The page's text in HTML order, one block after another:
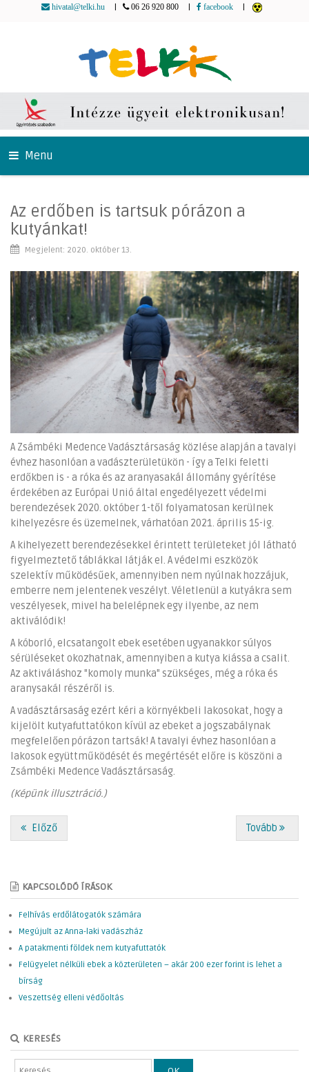
hivatal@telki.hu 06 26 920 800 facebook
Menu
Az erdőben is tartsuk pórázon a
kutyánkat!
Megjelent: 2020. október 13.
A Zsámbéki Medence Vadásztársaság közlése alapján a tavalyi
évhez hasonlóan a vadászterületükön - így a Telki feletti
erdőkben is - a róka és az aranyasakál állomány gyérítése
érdekében az Európai Unió által engedélyezett védelmi
berendezések 2020. október 1-től folyamatosan kerülnek
kihelyezésre és üzemelnek, várhatóan 2021. április 15-ig.
A kihelyezett berendezésekkel érintett területeket jól látható
figyelmeztető táblákkal látják el. A védelmi eszközök
szelektív működésűek, amennyiben nem nyúlnak hozzájuk,
emberre nem jelentenek veszélyt. Véletlenül a kutyákra sem
veszélyesek, mivel ha belelépnek egy ilyenbe, az nem
aktiválódik!
A kóborló, elcsatangolt ebek esetében ugyanakkor súlyos
sérüléseket okozhatnak, amennyiben a kutya kiássa a csalit.
Az aktiváláshoz "komoly munka" szükséges, még a róka és
aranysakál részéről is.
A vadásztársaság ezért kéri a környékbeli lakosokat, hogy a
kijelölt kutyafuttatókon kívül az ebeket a jogszabálynak
megfelelően pórázon tartsák! A tavalyi évhez hasonlóan a
lakosok együttműködését és megértését előre is köszöni a
Zsámbéki Medence Vadásztársaság.
(Képünk illusztráció.)
Előző Tovább
KAPCSOLÓDÓ ÍRÁSOK
Felhívás erdőlátogatók számára
Megújult az Anna-laki vadászház
A patakmenti földek nem kutyafuttatók
Felügyelet nélküli ebek a közterületen – akár 200 ezer forint is lehet a
bírság
Veszettség elleni védőoltás
KERESÉS